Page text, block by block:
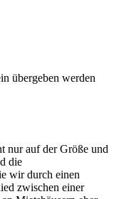
übergeben werden
nur auf der Größe und
die
wir durch einen
zwischen einer